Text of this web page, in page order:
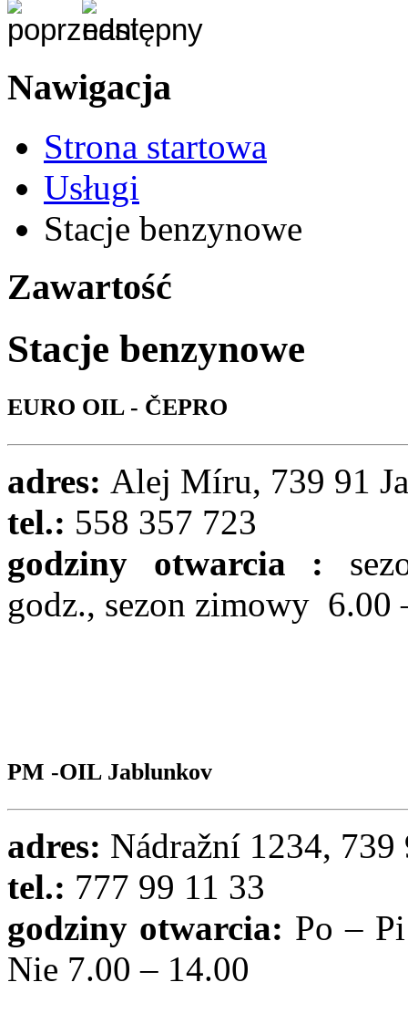
Nawigacja
Strona startowa
Usługi
Stacje benzynowe
Zawartość
Stacje benzynowe
EURO OIL - ČEPRO
adres: Alej Míru, 739 91
tel.: 558 357 723
godziny otwarcia :
godz., sezon zimowy 6.00
PM -OIL Jablunkov
adres: Nádražní 1234,
tel.: 777 99 11 33
godziny otwarcia: Po –
Nie 7.00 – 14.00